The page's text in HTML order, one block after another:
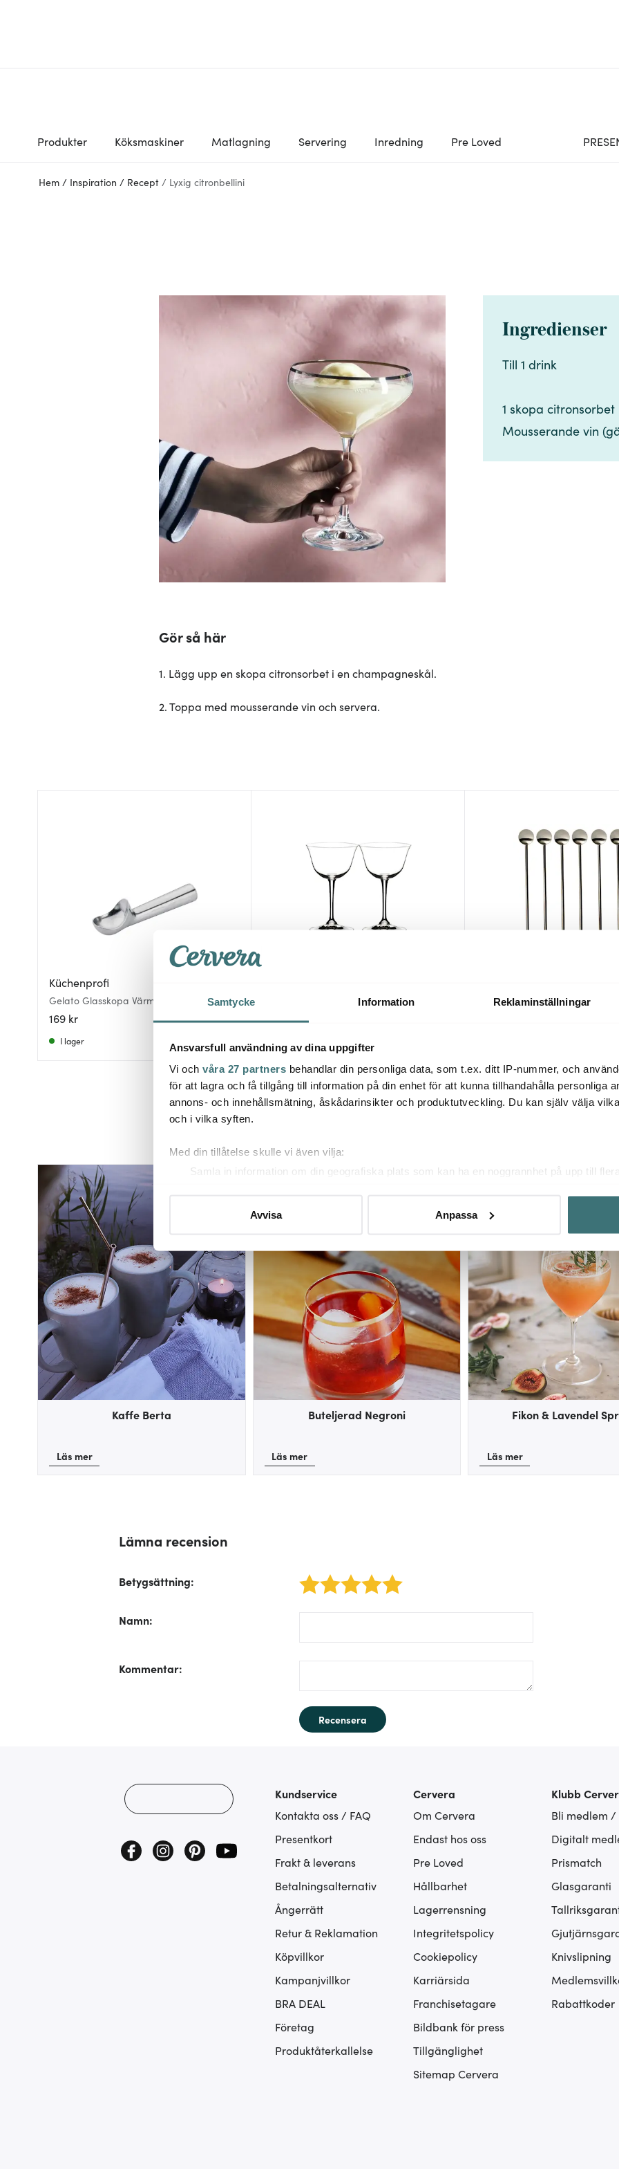
Samtycke Information Reklaminställningar
Ansvarsfull användning av dina uppgifter
Vi och våra 27 partners behandlar din personliga data, som t.ex. ditt IP-nummer, och
för att lagra och få tillgång till information på din enhet för att kunna tillhandahålla personliga
annons- och innehållsmätning, åskådarinsikter och produktutveckling. Du kan själv välja
och i vilka syften.
Med din tillåtelse skulle vi även vilja:
Samla in information om din geografiska plats som kan ha en noggrannhet på upp till
eller dra tillbaka ditt samtycke när som helst från cookie-förklaringen.
Vi använder cookies för att innehållet och annonserna ska anpassas efter det som vi tror att
att vi kan analysera vår trafik och göra hemsidan ännu bättre. Du bestämmer själv vilka
av.
Avvisa Anpassa
Produkter Köksmaskiner Matlagning Servering Inredning Pre Loved
Hem / Inspiration / Recept / Lyxig citronbellini
Ingredienser
Till 1 drink​​​​‌ ‍ ​‍​‍‌‍ ‌ ​‍‌‍‍‌‌‍‌ ‌‍‍‌‌‍ ‍​‍​‍​ ‍‍​‍​‍‌ ​ ‌‍​‌‌‍ ‍‌‍‍‌‌ ‌​‌ ‍‌​‍ ‍‌‍‍‌‌‍ ​‍​‍​‍ ​​‍​‍‌‍‍​‌ ​‍‌‍‌‌‌‍‌‍​‍​‍​ ‍‍​‍​‍‌‍‍​‌ ‌​‌ ‌​‌ ​​‌ ​ ​ ‍‍​‍ ​‍ ‌‍​ ‌‍ ‌‌ ​ ​‍ ‍‌‍​ ‌‍‌‌‌ ​‍‌ ‌‍‌‍‌‌‌ ​‍‌‍​‌​‍ ‍‌ ​ ‌‍‌‌​‍ ‌ ​​‌ ​‍‌‍ ‌‍‌​‌ ‌‌‌‍​ ‌ ‌​‌‍‍‌‌‍ ‌‍ ‍​‍ ‌‍‍‌‌‍ ‍‌ ‌​‌‍‌‌‌‍ ‍‌ ‌​​‍ ‌‍‌‌‌‍‌​‌‍‍‌‌ ‌​​‍ ‌‍ ‌‌‍ ‌‍‌​‌‍‌‌​ ‌‌ ​​‌ ​‍‌‍‌‌‌ ​ ‌‍‌‌‌‍ ‍‌ ‌​‌‍​‌‌ ‌​‌‍‍‌‌‍ ‌‍ ‍​ ‍ ‌‍‍‌‌‍‌​​ ‌​ ‍‌​ ​​​ ​‌‌‍‌‌​ ‌‍​ ​​​ ​‍​ ‌ ​‍ ‌​ ‌‌​ ​‍‌‍‌​​ ‌‌​‍ ‌​ ‌​​ ​ ​ ​‍‌‍‌​​‍ ‌‌‍​‌‌‍‌​​ ​‍​ ‍‌​‍ ‌‌‍​‍​ ‌ ‌‍‌‍​ ‍‌​ ​ ​ ‌​‌‍​‌‌‍‌​‌‍​ ​ ‌ ‌‍​‍​ ​‍​ ‍ ‌ ‌​‌ ‍‌‌ ​​‌‍‌‌​ ‌‌ ​​‌‍​‌‌‍‌ ‌‍‌‌​ ‍ ‌ ​​‌‍​‌‌ ‌​‌‍‍​​ ‌‌‍​‍‌‍ ​‌‍ ‌‍​ ‌‍‍ ‌ ​ ​‍‌‌​ ‌‌‌​​‍‌‌ ‌‍‍ ‌‍‌‌‌ ‍‌​‍‌‌​ ​ ‌​‌​​‍‌‌​ ​ ‌​‌​​‍‌‌​ ​‍​ ​‍​ ​​​ ‌‍​ ‍‌‌‍​ ​ ‍​‌‍‌​‌‍​‌​ ‌‌​‍ ‌​ ​​​ ​ ​ ​ ‌‍​‌​‍ ‌​ ‌​​ ‌​‌‍​‌​ ​‍​‍ ‌​ ‍‌​ ‍​​ ‌ ‌‍​ ​‍ ‌​ ‌ ‌‍​ ​ ‍‌​ ​​‌‍‌‌​ ‍​​ ​​​ ‌​​ ‌​​ ​‌​ ‌‍​ ​‌​‍‌‌​ ​‍​ ​‍​‍‌‌​ ‌‌‌​‌​​‍ ‍‌‍​ ‌‍ ‌‍ ​‌ ‌‌‌‍ ‌‌‍ ‍‌ ​ ​‍‌‌​ ‌‌‌​​‍‌‌ ‌‍‍ ‌‍‌‌‌ ‍‌​‍‌‌​ ​ ‌​‌​​‍‌‌​ ​ ‌​‌​​‍‌‌​ ​‍​ ​‍​ ‌​​ ‌​​ ​‍‌‍‌‍​ ‌‍‌‍​‍‌‍​‌​ ​​‌‍​ ​ ​‌​ ‌‍‌‍‌‍​‍‌‌​ ​‍​ ​‍​‍‌‌​ ‌‌‌​‌​​‍ ‍‌‍‍‌‌ ‌​‌‍‌‌‌‍ ‌‌ ​ ​‍‌‌​ ‌‌‌​​‍​ ​​​‍‌‌​ ‌‌‌​‌​​ ‌‍​‍‌‍​‌‌ ​ ‌‍‌‌‌‌‌‌‌ ​‍‌‍ ​​ ‌‌‍‍​‌ ‌​‌ ‌​‌ ​​‌ ​ ​‍‌‌​ ​ ‌​​‌​‍‌‌​ ​‍‌​‌‍​‍‌‌​ ​‍‌​‌‍‌‍​ ‌‍ ‌‌ ​ ​‍ ‍‌‍​ ‌‍‌‌‌ ​‍‌ ‌‍‌‍‌‌‌ ​‍‌‍​‌​‍ ‍‌ ​ ‌‍‌‌​‍‌‍‌‍‍‌‌‍‌​​ ‌​ ‍‌​ ​​​ ​‌‌‍‌‌​ ‌‍​ ​​​ ​‍​ ‌ ​‍ ‌​ ‌‌​ ​‍‌‍‌​​ ‌‌​‍ ‌​ ‌​​ ​ ​ ​‍‌‍‌​​‍ ‌‌‍​‌‌‍‌​​ ​‍​ ‍‌​‍ ‌‌‍​‍​ ‌ ‌‍‌‍​ ‍‌​ ​ ​ ‌​‌‍​‌‌‍‌​‌‍​ ​ ‌ ‌‍​‍​ ​‍​‍‌‍‌ ‌​‌ ‍‌‌ ​​‌‍‌‌​ ‌‌ ​​‌‍​‌‌‍‌ ‌‍‌‌​‍‌‍‌ ​​‌‍​‌‌ ‌​‌‍‍​​ ‌‌‍​‍‌‍ ​‌‍ ‌‍​ ‌‍‍ ‌ ​ ​‍‌‌​ ‌‌‌​​‍‌‌ ‌‍‍ ‌‍‌‌‌ ‍‌​‍‌‌​ ​ ‌​‌​​‍‌‌​ ​ ‌​‌​​‍‌‌​ ​‍​ ​‍​ ​​​ ‌‍​ ‍‌‌‍​ ​ ‍​‌‍‌​‌‍​‌​ ‌‌​‍ ‌​ ​​​ ​ ​ ​ ‌‍​‌​‍ ‌​ ‌​​ ‌​‌‍​‌​ ​‍​‍ ‌​ ‍‌​ ‍​​ ‌ ‌‍​ ​‍ ‌​ ‌ ‌‍​ ​ ‍‌​ ​​‌‍‌‌​ ‍​​ ​​​ ‌​​ ‌​​ ​‌​ ‌‍​ ​‌​‍‌‌​ ​‍​ ​‍​‍‌‌​ ‌‌‌​‌​​‍ ‍‌‍​ ‌‍ ‌‍ ​‌ ‌‌‌‍ ‌‌‍ ‍‌ ​ ​‍‌‌​ ‌‌‌​​‍‌‌ ‌‍‍ ‌‍‌‌‌ ‍‌​‍‌‌​ ​ ‌​‌​​‍‌‌​ ​ ‌​‌​​‍‌‌​ ​‍​ ​‍​ ‌​​ ‌​​ ​‍‌‍‌‍​ ‌‍‌‍​‍‌‍​‌​ ​​‌‍​ ​ ​‌​ ‌‍‌‍‌‍​‍‌‌​ ​‍​ ​‍​‍‌‌​ ‌‌‌​‌​​‍ ‍‌‍‍‌‌ ‌​‌‍‌‌‌‍ ‌‌ ​ ​‍‌‌​ ‌‌‌​​‍​ ​​​‍‌‌​ ‌‌‌​‌​​‍‌‍‌ ‌ ‌‍ ‌ ​‍‌‍‍ ‌ ​ ‌ ​​‌‍​‌‌‍​ ‌‍‌‌​ ‌‌ ​​‌ ​‍‌‍ ‌‍‌​‌ ‌‌‌‍​ ‌ ‌​‌‍‍‌‌‍ ‌‍ ‍​‍‌‍‌ ​​‌‍‌‌‌ ​‍‌ ​ ‌ ​​‌‍‌‌‌‍​ ‌ ‌​‌‍‍‌‌ ‌‍‌‍‌‌​ ‌‌ ​​‌ ‌‌‌‍​‍‌‍ ​‌‍‍‌‌ ​ ‌‍‍​‌‍‌‌‌‍‌​​‍​‍‌ ‌
1 skopa citronsorbet​​​​‌ ‍ ​‍​‍‌‍ ‌ ​‍‌‍‍‌‌‍‌ ‌‍‍‌‌‍ ‍​‍​‍​ ‍‍​‍​‍‌ ​ ‌‍​‌‌‍ ‍‌‍‍‌‌ ‌​‌ ‍‌​‍ ‍‌‍‍‌‌‍ ​‍​‍​‍ ​​‍​‍‌‍‍​‌ ​‍‌‍‌‌‌‍‌‍​‍​‍​ ‍‍​‍​‍‌‍‍​‌ ‌​‌ ‌​‌ ​​‌ ​ ​ ‍‍​‍ ​‍ ‌‍​ ‌‍ ‌‌ ​ ​‍ ‍‌‍​ ‌‍‌‌‌ ​‍‌ ‌‍‌‍‌‌‌ ​‍‌‍​‌​‍ ‍‌ ​ ‌‍‌‌​‍ ‌ ​​‌ ​‍‌‍ ‌‍‌​‌ ‌‌‌‍​ ‌ ‌​‌‍‍‌‌‍ ‌‍ ‍​‍ ‌‍‍‌‌‍ ‍‌ ‌​‌‍‌‌‌‍ ‍‌ ‌​​‍ ‌‍‌‌‌‍‌​‌‍‍‌‌ ‌​​‍ ‌‍ ‌‌‍ ‌‍‌​‌‍‌‌​ ‌‌ ​​‌ ​‍‌‍‌‌‌ ​ ‌‍‌‌‌‍ ‍‌ ‌​‌‍​‌‌ ‌​‌‍‍‌‌‍ ‌‍ ‍​ ‍ ‌‍‍‌‌‍‌​​ ‌​ ‍‌​ ​​​ ​‌‌‍‌‌​ ‌‍​ ​​​ ​‍​ ‌ ​‍ ‌​ ‌‌​ ​‍‌‍‌​​ ‌‌​‍ ‌​ ‌​​ ​ ​ ​‍‌‍‌​​‍ ‌‌‍​‌‌‍‌​​ ​‍​ ‍‌​‍ ‌‌‍​‍​ ‌ ‌‍‌‍​ ‍‌​ ​ ​ ‌​‌‍​‌‌‍‌​‌‍​ ​ ‌ ‌‍​‍​ ​‍​ ‍ ‌ ‌​‌ ‍‌‌ ​​‌‍‌‌​ ‌‌ ​​‌‍​‌‌‍‌ ‌‍‌‌​ ‍ ‌ ​​‌‍​‌‌ ‌​‌‍‍​​ ‌‌‍​‍‌‍ ​‌‍ ‌‍​ ‌‍‍ ‌ ​ ​‍‌‌​ ‌‌‌​​‍‌‌ ‌‍‍ ‌‍‌‌‌ ‍‌​‍‌‌​ ​ ‌​‌​​‍‌‌​ ​ ‌​‌​​‍‌‌​ ​‍​ ​‍​ ​​​ ‌‍​ ‍‌‌‍​ ​ ‍​‌‍‌​‌‍​‌​ ‌‌​‍ ‌​ ​​​ ​ ​ ​ ‌‍​‌​‍ ‌​ ‌​​ ‌​‌‍​‌​ ​‍​‍ ‌​ ‍‌​ ‍​​ ‌ ‌‍​ ​‍ ‌​ ‌ ‌‍​ ​ ‍‌​ ​​‌‍‌‌​ ‍​​ ​​​ ‌​​ ‌​​ ​‌​ ‌‍​ ​‌​‍‌‌​ ​‍​ ​‍​‍‌‌​ ‌‌‌​‌​​‍ ‍‌‍​ ‌‍ ‌‍ ​‌ ‌‌‌‍ ‌‌‍ ‍‌ ​ ​‍‌‌​ ‌‌‌​​‍‌‌ ‌‍‍ ‌‍‌‌‌ ‍‌​‍‌‌​ ​ ‌​‌​​‍‌‌​ ​ ‌​‌​​‍‌‌​ ​‍​ ​‍​ ‌​​ ‌​​ ​‍‌‍‌‍​ ‌‍‌‍​‍‌‍​‌​ ​​‌‍​ ​ ​‌​ ‌‍‌‍‌‍​‍‌‌​ ​‍​ ​‍​‍‌‌​ ‌‌‌​‌​​‍ ‍‌‍‍‌‌ ‌​‌‍‌‌‌‍ ‌‌ ​ ​‍‌‌​ ‌‌‌​​‍​ ​‍​‍‌‌​ ‌‌‌​‌​​ ‌‍​‍‌‍​‌‌ ​ ‌‍‌‌‌‌‌‌‌ ​‍‌‍ ​​ ‌‌‍‍​‌ ‌​‌ ‌​‌ ​​‌ ​ ​‍‌‌​ ​ ‌​​‌​‍‌‌​ ​‍‌​‌‍​‍‌‌​ ​‍‌​‌‍‌‍​ ‌‍ ‌‌ ​ ​‍ ‍‌‍​ ‌‍‌‌‌ ​‍‌ ‌‍‌‍‌‌‌ ​‍‌‍​‌​‍ ‍‌ ​ ‌‍‌‌​‍‌‍‌‍‍‌‌‍‌​​ ‌​ ‍‌​ ​​​ ​‌‌‍‌‌​ ‌‍​ ​​​ ​‍​ ‌ ​‍ ‌​ ‌‌​ ​‍‌‍‌​​ ‌‌​‍ ‌​ ‌​​ ​ ​ ​‍‌‍‌​​‍ ‌‌‍​‌‌‍‌​​ ​‍​ ‍‌​‍ ‌‌‍​‍​ ‌ ‌‍‌‍​ ‍‌​ ​ ​ ‌​‌‍​‌‌‍‌​‌‍​ ​ ‌ ‌‍​‍​ ​‍​‍‌‍‌ ‌​‌ ‍‌‌ ​​‌‍‌‌​ ‌‌ ​​‌‍​‌‌‍‌ ‌‍‌‌​‍‌‍‌ ​​‌‍​‌‌ ‌​‌‍‍​​ ‌‌‍​‍‌‍ ​‌‍ ‌‍​ ‌‍‍ ‌ ​ ​‍‌‌​ ‌‌‌​​‍‌‌ ‌‍‍ ‌‍‌‌‌ ‍‌​‍‌‌​ ​ ‌​‌​​‍‌‌​ ​ ‌​‌​​‍‌‌​ ​‍​ ​‍​ ​​​ ‌‍​ ‍‌‌‍​ ​ ‍​‌‍‌​‌‍​‌​ ‌‌​‍ ‌​ ​​​ ​ ​ ​ ‌‍​‌​‍ ‌​ ‌​​ ‌​‌‍​‌​ ​‍​‍ ‌​ ‍‌​ ‍​​ ‌ ‌‍​ ​‍ ‌​ ‌ ‌‍​ ​ ‍‌​ ​​‌‍‌‌​ ‍​​ ​​​ ‌​​ ‌​​ ​‌​ ‌‍​ ​‌​‍‌‌​ ​‍​ ​‍​‍‌‌​ ‌‌‌​‌​​‍ ‍‌‍​ ‌‍ ‌‍ ​‌ ‌‌‌‍ ‌‌‍ ‍‌ ​ ​‍‌‌​ ‌‌‌​​‍‌‌ ‌‍‍ ‌‍‌‌‌ ‍‌​‍‌‌​ ​ ‌​‌​​‍‌‌​ ​ ‌​‌​​‍‌‌​ ​‍​ ​‍​ ‌​​ ‌​​ ​‍‌‍‌‍​ ‌‍‌‍​‍‌‍​‌​ ​​‌‍​ ​ ​‌​ ‌‍‌‍‌‍​‍‌‌​ ​‍​ ​‍​‍‌‌​ ‌‌‌​‌​​‍ ‍‌‍‍‌‌ ‌​‌‍‌‌‌‍ ‌‌ ​ ​‍‌‌​ ‌‌‌​​‍​ ​‍​‍‌‌​ ‌‌‌​‌​​‍‌‍‌ ‌ ‌‍ ‌ ​‍‌‍‍ ‌ ​ ‌ ​​‌‍​‌‌‍​ ‌‍‌‌​ ‌‌ ​​‌ ​‍‌‍ ‌‍‌​‌ ‌‌‌‍​ ‌ ‌​‌‍‍‌‌‍ ‌‍ ‍​‍‌‍‌ ​​‌‍‌‌‌ ​‍‌ ​ ‌ ​​‌‍‌‌‌‍​ ‌ ‌​‌‍‍‌‌ ‌‍‌‍‌‌​ ‌‌ ​​‌ ‌‌‌‍​‍‌‍ ​‌‍‍‌‌ ​ ‌‍‍​‌‍‌‌‌‍‌​​‍​‍‌ ‌
Mousserande vin (gärna alkoholfritt)​​​​‌
Gör så här
1. Lägg upp en skopa citronsorbet i en champagneskål.
2. Toppa med mousserande vin och servera.
Küchenprofi
Gelato Glasskopa Värmeledande
169 kr
I lager
Drink Specific Daiquiri Glas 2-pack
579 kr
Cocktailsked med sugrör 6-
Kaffe Berta
Läs mer
Buteljerad Negroni
Läs mer
Fikon & Lavendel
Läs mer
Lämna recension
Betygsättning: 1 star 2 stars 3 stars 4 stars 5 stars
Namn:
/form/label/author:
Kommentar:
Recensera
Kundservice
Kontakta oss / FAQ
Presentkort
Frakt & leverans
Betalningsalternativ
Ångerrätt
Retur & Reklamation
Köpvillkor
Kampanjvillkor
BRA DEAL
Företag
Produktåterkallelse
Cervera
Om Cervera
Endast hos oss
Pre Loved
Hållbarhet
Lagerrensning
Integritetspolicy
Cookiepolicy
Karriärsida
Franchisetagare
Bildbank för press
Tillgänglighet
Sitemap Cervera
Klubb
Bli medlem /
Digitalt
Prismatch
Glasgaranti
Knivslipning
Rabattkoder